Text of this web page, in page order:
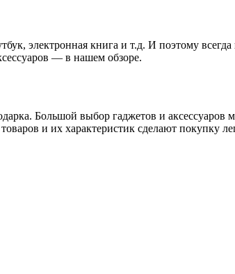
электронная книга и т.д. И поэтому
— в нашем обзоре.
Большой выбор гаджетов и аксессуаров
и их характеристик сделают покупку